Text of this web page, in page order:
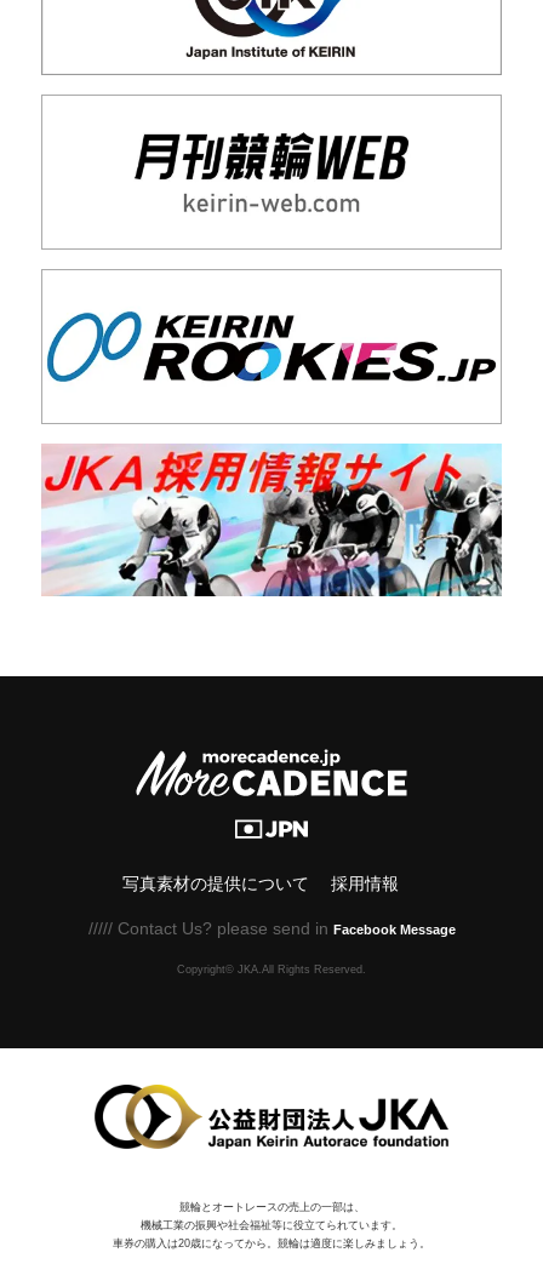
写真素材の提供について 採用情報
///// Contact Us? please send in Facebook Message
Copyright© JKA.All Rights Reserved.
競輪とオートレースの売上の一部は、
機械⼯業の振興や社会福祉等に役⽴てられています。
車券の購入は20歳になってから。競輪は適度に楽しみましょう。